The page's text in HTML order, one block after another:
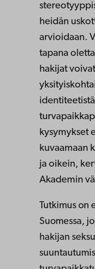
heidän
arvioidaan.
tapana
hakijat
kysymykset
kuvaamaan
ja oikein,
Akademin
Tutkimus on
Suomessa,
hakijan